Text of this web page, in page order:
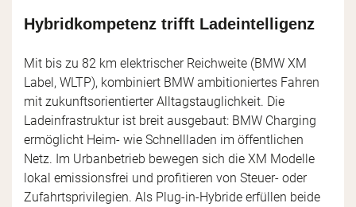
Hybridkompetenz trifft Ladeintelligenz
Mit bis zu 82 km elektrischer Reichweite (BMW XM
Label, WLTP), kombiniert BMW ambitioniertes Fahren
mit zukunftsorientierter Alltagstauglichkeit. Die
Ladeinfrastruktur ist breit ausgebaut: BMW Charging
ermöglicht Heim- wie Schnellladen im öffentlichen
Netz. Im Urbanbetrieb bewegen sich die XM Modelle
lokal emissionsfrei und profitieren von Steuer- oder
Zufahrtsprivilegien. Als Plug-in-Hybride erfüllen beide